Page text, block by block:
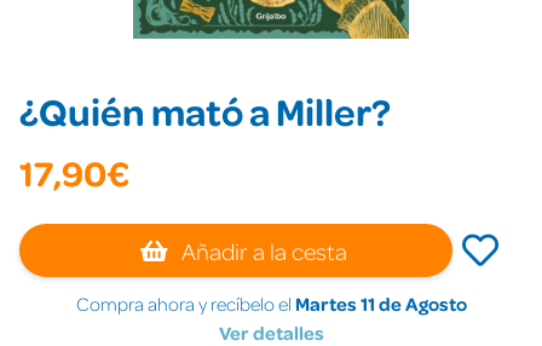
¿Quién mató a Miller?
17,90€
Añadir a la cesta
Compra ahora y recíbelo el Martes 11 de Agosto
Ver detalles